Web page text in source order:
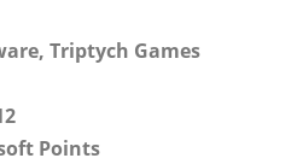
Triptych Games
Points